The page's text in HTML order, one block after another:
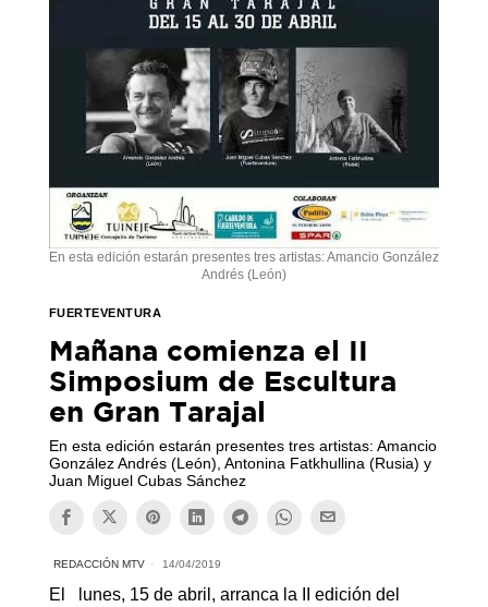
En esta edición estarán presentes tres artistas: Amancio González
Andrés (León)
FUERTEVENTURA
Mañana comienza el II
Simposium de Escultura
en Gran Tarajal
En esta edición estarán presentes tres artistas: Amancio
González Andrés (León), Antonina Fatkhullina (Rusia) y
Juan Miguel Cubas Sánchez
REDACCIÓN MTV 14/04/2019
El lunes, 15 de abril, arranca la II edición del